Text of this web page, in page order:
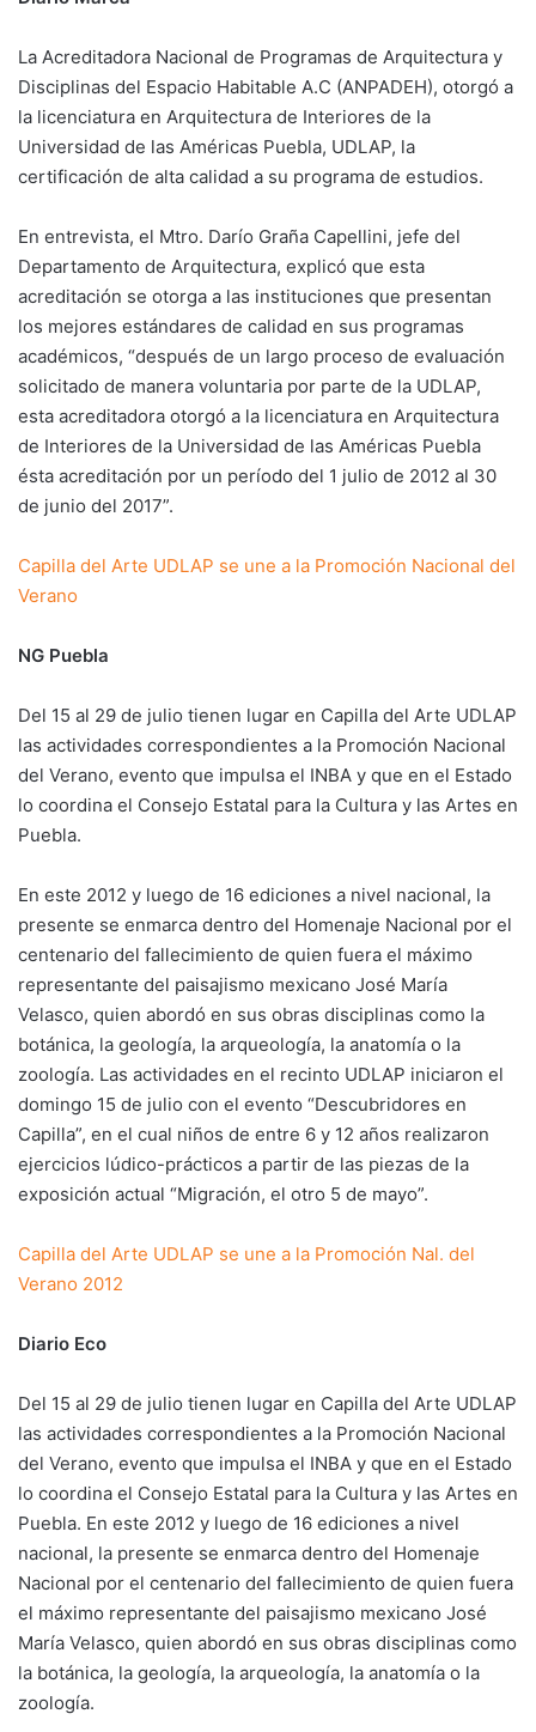
La Acreditadora Nacional de Programas de Arquitectura y
Disciplinas del Espacio Habitable A.C (ANPADEH), otorgó a
la licenciatura en Arquitectura de Interiores de la
Universidad de las Américas Puebla, UDLAP, la
certificación de alta calidad a su programa de estudios.
En entrevista, el Mtro. Darío Graña Capellini, jefe del
Departamento de Arquitectura, explicó que esta
acreditación se otorga a las instituciones que presentan
los mejores estándares de calidad en sus programas
académicos, “después de un largo proceso de evaluación
solicitado de manera voluntaria por parte de la UDLAP,
esta acreditadora otorgó a la licenciatura en Arquitectura
de Interiores de la Universidad de las Américas Puebla
ésta acreditación por un período del 1 julio de 2012 al 30
de junio del 2017”.
Capilla del Arte UDLAP se une a la Promoción Nacional del
Verano
NG Puebla
Del 15 al 29 de julio tienen lugar en Capilla del Arte UDLAP
las actividades correspondientes a la Promoción Nacional
del Verano, evento que impulsa el INBA y que en el Estado
lo coordina el Consejo Estatal para la Cultura y las Artes en
Puebla.
En este 2012 y luego de 16 ediciones a nivel nacional, la
presente se enmarca dentro del Homenaje Nacional por el
centenario del fallecimiento de quien fuera el máximo
representante del paisajismo mexicano José María
Velasco, quien abordó en sus obras disciplinas como la
botánica, la geología, la arqueología, la anatomía o la
zoología. Las actividades en el recinto UDLAP iniciaron el
domingo 15 de julio con el evento “Descubridores en
Capilla”, en el cual niños de entre 6 y 12 años realizaron
ejercicios lúdico-prácticos a partir de las piezas de la
exposición actual “Migración, el otro 5 de mayo”.
Capilla del Arte UDLAP se une a la Promoción Nal. del
Verano 2012
Diario Eco
Del 15 al 29 de julio tienen lugar en Capilla del Arte UDLAP
las actividades correspondientes a la Promoción Nacional
del Verano, evento que impulsa el INBA y que en el Estado
lo coordina el Consejo Estatal para la Cultura y las Artes en
Puebla. En este 2012 y luego de 16 ediciones a nivel
nacional, la presente se enmarca dentro del Homenaje
Nacional por el centenario del fallecimiento de quien fuera
el máximo representante del paisajismo mexicano José
María Velasco, quien abordó en sus obras disciplinas como
la botánica, la geología, la arqueología, la anatomía o la
zoología.